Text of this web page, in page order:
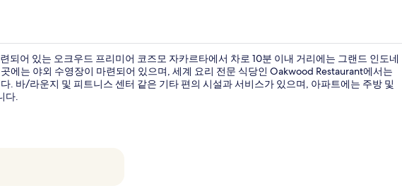
되어 있는 오크우드 프리미어 코즈모 자카르타에서 차로 10분 이내 거리에는 그랜드 인도네
에는 야외 수영장이 마련되어 있으며, 세계 요리 전문 식당인 Oakwood Restaurant에서는
. 바/라운지 및 피트니스 센터 같은 기타 편의 시설과 서비스가 있으며, 아파트에는 주방 및
다.